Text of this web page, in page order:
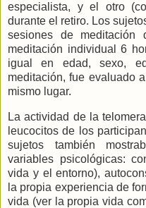
especialista, y el otro
durante el retiro. Los
sesiones de
meditación individual 6
igual en edad, sexo,
meditación, fue evaluado
mismo lugar.
La actividad de la
leucocitos de los
sujetos también
variables psicológicas:
vida y el entorno),
la propia experiencia de
vida (ver la propia vida